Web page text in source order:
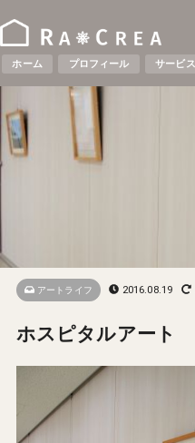
ホーム プロフィール サービス
アートライフ 2016.08.19
ホスピタルアート